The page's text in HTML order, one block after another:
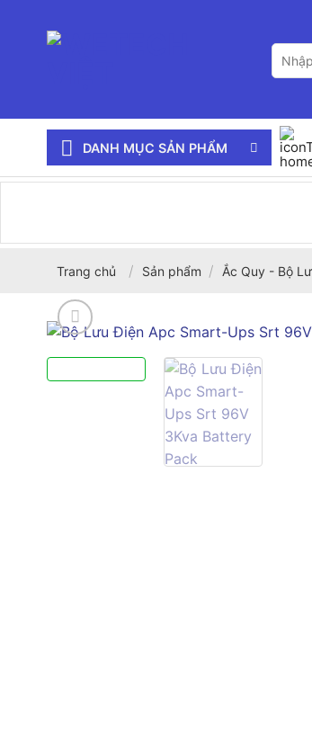
Tìm
kiếm:
DANH MỤC SẢN PHẨM
Trang chủ / Sản phẩm / Ắc Quy - Bộ